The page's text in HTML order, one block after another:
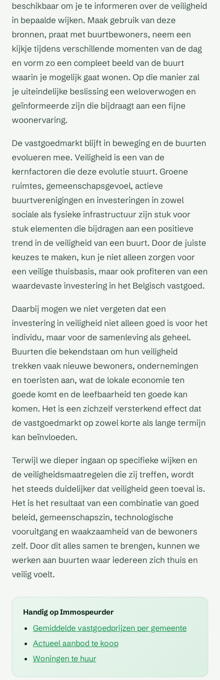
beschikbaar om je te informeren over de veiligheid
in bepaalde wijken. Maak gebruik van deze
bronnen, praat met buurtbewoners, neem een
kijkje tijdens verschillende momenten van de dag
en vorm zo een compleet beeld van de buurt
waarin je mogelijk gaat wonen. Op die manier zal
je uiteindelijke beslissing een weloverwogen en
geïnformeerde zijn die bijdraagt aan een fijne
woonervaring.
De vastgoedmarkt blijft in beweging en de buurten
evolueren mee. Veiligheid is een van de
kernfactoren die deze evolutie stuurt. Groene
ruimtes, gemeenschapsgevoel, actieve
buurtverenigingen en investeringen in zowel
sociale als fysieke infrastructuur zijn stuk voor
stuk elementen die bijdragen aan een positieve
trend in de veiligheid van een buurt. Door de juiste
keuzes te maken, kun je niet alleen zorgen voor
een veilige thuisbasis, maar ook profiteren van een
waardevaste investering in het Belgisch vastgoed.
Daarbij mogen we niet vergeten dat een
investering in veiligheid niet alleen goed is voor het
individu, maar voor de samenleving als geheel.
Buurten die bekendstaan om hun veiligheid
trekken vaak nieuwe bewoners, ondernemingen
en toeristen aan, wat de lokale economie ten
goede komt en de leefbaarheid ten goede kan
komen. Het is een zichzelf versterkend effect dat
de vastgoedmarkt op zowel korte als lange termijn
kan beïnvloeden.
Terwijl we dieper ingaan op specifieke wijken en
de veiligheidsmaatregelen die zij treffen, wordt
het steeds duidelijker dat veiligheid geen toeval is.
Het is het resultaat van een combinatie van goed
beleid, gemeenschapszin, technologische
vooruitgang en waakzaamheid van de bewoners
zelf. Door dit alles samen te brengen, kunnen we
werken aan buurten waar iedereen zich thuis en
veilig voelt.
Handig op Immospeurder
Gemiddelde vastgoedprijzen per gemeente
Actueel aanbod te koop
Woningen te huur